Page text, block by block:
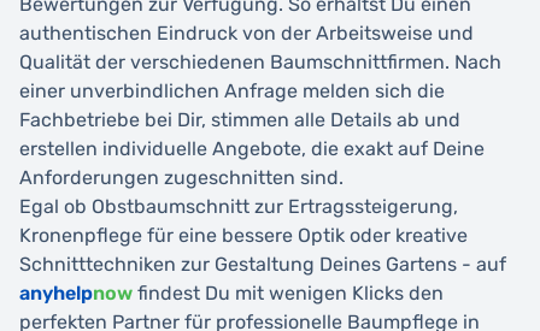
authentischen Eindruck von der Arbeitsweise und
Qualität der verschiedenen Baumschnittfirmen. Nach
einer unverbindlichen Anfrage melden sich die
Fachbetriebe bei Dir, stimmen alle Details ab und
erstellen individuelle Angebote, die exakt auf Deine
Anforderungen zugeschnitten sind.
Egal ob Obstbaumschnitt zur Ertragssteigerung,
Kronenpflege für eine bessere Optik oder kreative
Schnitttechniken zur Gestaltung Deines Gartens - auf
anyhelpnow findest Du mit wenigen Klicks den
perfekten Partner für professionelle Baumpflege in